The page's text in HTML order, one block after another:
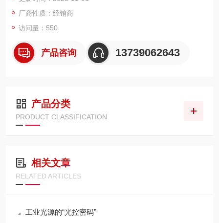
厂商性质：经销商
访问量：550
产品咨询 13739062643
产品分类
PRODUCT CLASSIFICATION
相关文章
RELATED ARTICLES
工业光源的“光控密码”